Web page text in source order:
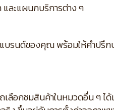
และแผนกบริการต่าง ๆ
บรนด์ของคุณ พร้อมให้คำปรึก
ลือกชมสินค้าในหมวดอื่น ๆ ไ